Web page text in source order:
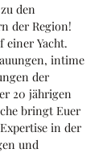
den
der Region!
einer Yacht.
intime
der
20 jährigen
bringt Euer
in der
und